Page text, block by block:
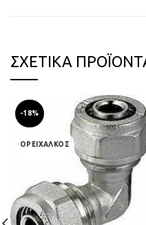
ΣΧΕΤΙΚΆ
-18%
ΟΡΕΙΧΑΛΚΟΣ